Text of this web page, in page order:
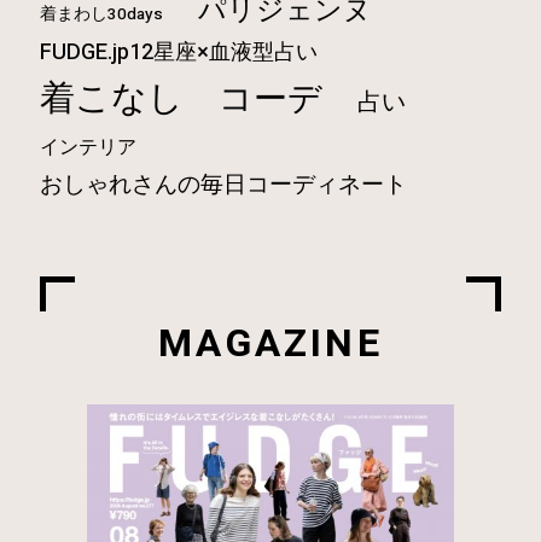
着まわし30days パリジェンヌ
FUDGE.jp12星座×血液型占い
着こなし コーデ 占い
インテリア
おしゃれさんの毎日コーディネート
MAGAZINE